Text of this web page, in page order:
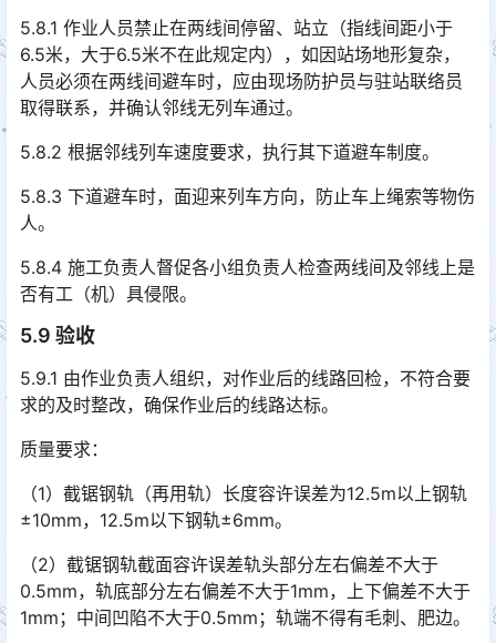
5.8.1 作业人员禁止在两线间停留、站立（指线间距小于
6.5米，大于6.5米不在此规定内），如因站场地形复杂，
人员必须在两线间避车时，应由现场防护员与驻站联络员
取得联系，并确认邻线无列车通过。󠅅󠅃󠄵󠅂󠄪󠇖󠆨󠆨󠇕󠆞󠆒󠅬󠇘󠆭󠆘󠇙󠆝󠅵󠇗󠆭󠆁󠄐󠇗󠅹󠅸󠇖󠆍󠅳󠇖󠅹󠅰󠇖󠆌󠅹
5.8.2 根据邻线列车速度要求，执行其下道避车制度。
5.8.3 下道避车时，面迎来列车方向，防止车上绳索等物伤
人。
5.8.4 施工负责人督促各小组负责人检查两线间及邻线上是
否有工（机）具侵限。
5.9 验收
5.9.1 由作业负责人组织，对作业后的线路回检，不符合要
求的及时整改，确保作业后的线路达标。
质量要求：
（1）截锯钢轨（再用轨）长度容许误差为12.5m以上钢轨
±10mm，12.5m以下钢轨±6mm。
（2）截锯钢轨截面容许误差轨头部分左右偏差不大于
0.5mm，轨底部分左右偏差不大于1mm，上下偏差不大于
1mm；中间凹陷不大于0.5mm；轨端不得有毛刺、肥边。󠅅󠅃󠄵󠅂󠄪󠇖󠆨󠆨󠇕󠆞󠆒󠅬󠇘󠆭󠆘󠇙󠆝󠅵󠇗󠆭󠆁󠄐󠇗󠅹󠅸󠇖󠆍󠅳󠇖󠅹󠅰󠇖󠆌󠅹